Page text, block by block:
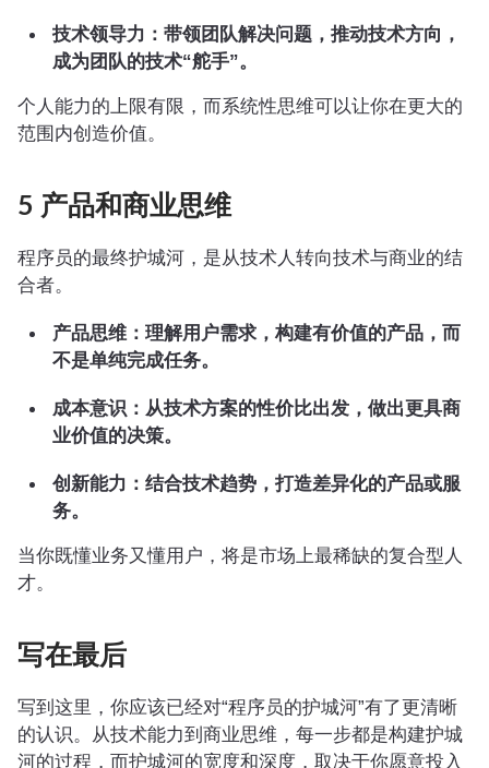
技术领导力：带领团队解决问题，推动技术方向，
成为团队的技术“舵手”。
个人能力的上限有限，而系统性思维可以让你在更大的
范围内创造价值。
5 产品和商业思维
程序员的最终护城河，是从技术人转向技术与商业的结
合者。
产品思维：理解用户需求，构建有价值的产品，而
不是单纯完成任务。
成本意识：从技术方案的性价比出发，做出更具商
业价值的决策。
创新能力：结合技术趋势，打造差异化的产品或服
务。
当你既懂业务又懂用户，将是市场上最稀缺的复合型人
才。
写在最后
写到这里，你应该已经对“程序员的护城河”有了更清晰
的认识。从技术能力到商业思维，每一步都是构建护城
河的过程，而护城河的宽度和深度，取决于你愿意投入